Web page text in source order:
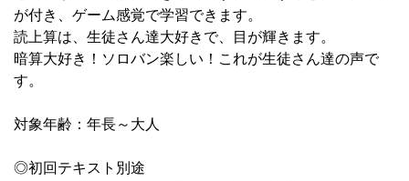
が付き、ゲーム感覚で学習できます。
読上算は、生徒さん達大好きで、目が輝きます。
暗算大好き！ソロバン楽しい！これが生徒さん達の声で
す。
対象年齢：年長～大人
◎初回テキスト別途